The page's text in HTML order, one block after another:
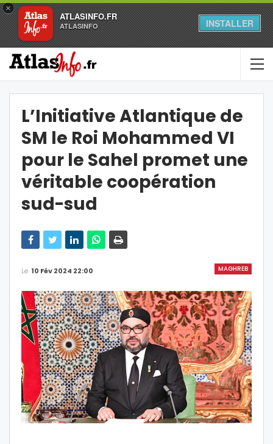
×
ATLASINFO.FR
ATLASINFO INSTALLER
L’Initiative Atlantique de
SM le Roi Mohammed VI
pour le Sahel promet une
véritable coopération
sud-sud
MAGHREB
Le 10 Fév 2024 22:00